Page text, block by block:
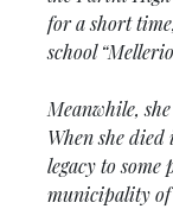
for a short
school
Meanwhile,
When she
legacy to
municipality of